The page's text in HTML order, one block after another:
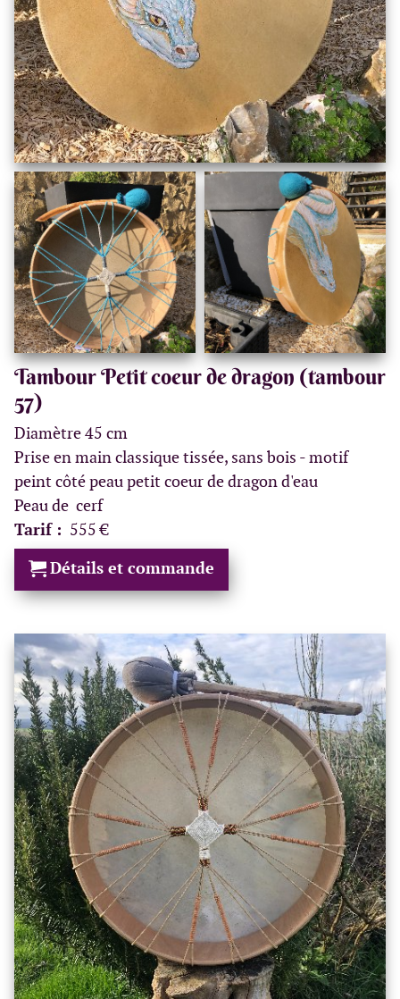
Tambour Petit coeur de dragon (tambour
57)
Diamètre 45 cm
Prise en main classique tissée, sans bois - motif
peint côté peau petit coeur de dragon d'eau
Peau de cerf
Tarif : 555 €
Détails et commande